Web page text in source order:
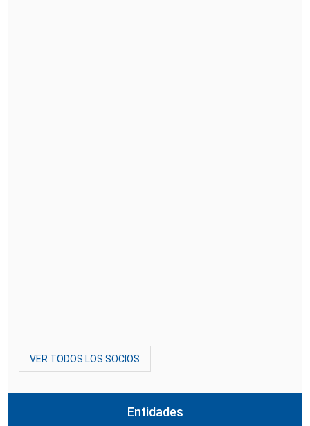
VER TODOS LOS SOCIOS
Entidades